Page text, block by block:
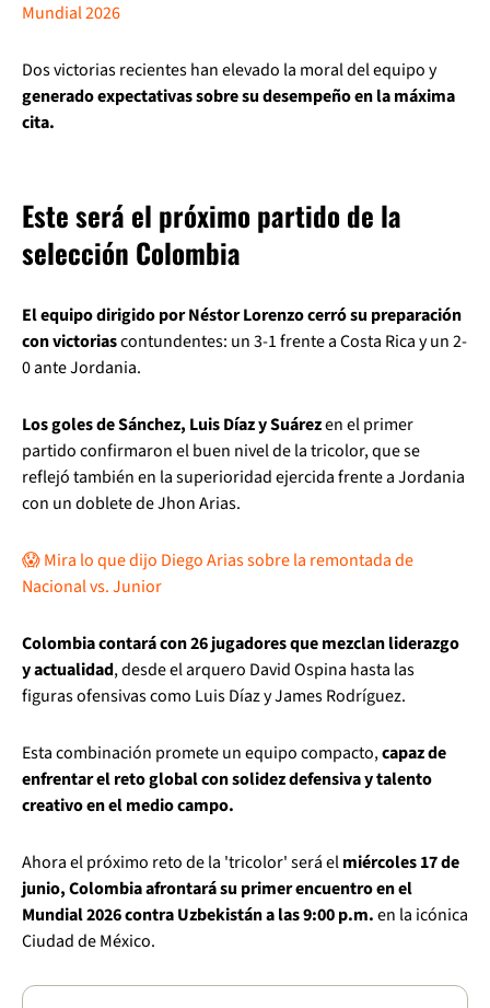
Mundial 2026
Dos victorias recientes han elevado la moral del equipo y
generado expectativas sobre su desempeño en la máxima
cita.
Este será el próximo partido de la
selección Colombia
El equipo dirigido por Néstor Lorenzo cerró su preparación
con victoriascontundentes: un 3-1 frente a Costa Rica y un 2-
0 ante Jordania.
Los goles de Sánchez, Luis Díaz y Suárezen el primer
partido confirmaron el buen nivel de la tricolor, que se
reflejó también en la superioridad ejercida frente a Jordania
con un doblete de Jhon Arias.
😱 Mira lo que dijo Diego Arias sobre la remontada de
Nacional vs. Junior
Colombia contará con 26 jugadores que mezclan liderazgo
y actualidad, desde el arquero David Ospina hasta las
figuras ofensivas como Luis Díaz y James Rodríguez.
Esta combinación promete un equipo compacto,capaz de
enfrentar el reto global con solidez defensiva y talento
creativo en el medio campo.
Ahora el próximo reto de la 'tricolor' será elmiércoles 17 de
junio, Colombia afrontará su primer encuentro en el
Mundial 2026 contra Uzbekistán a las 9:00 p.m.en la icónica
Ciudad de México.